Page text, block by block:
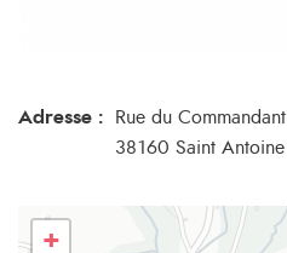
Adresse :
Rue du
38160 Saint
+